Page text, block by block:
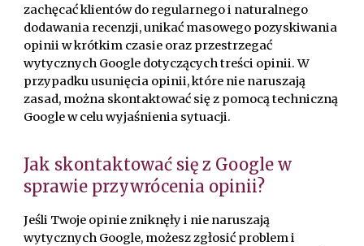
zachęcać klientów do regularnego i naturalnego
dodawania recenzji, unikać masowego pozyskiwania
opinii w krótkim czasie oraz przestrzegać
wytycznych Google dotyczących treści opinii. W
przypadku usunięcia opinii, które nie naruszają
zasad, można skontaktować się z pomocą techniczną
Google w celu wyjaśnienia sytuacji.
Jak skontaktować się z Google w
sprawie przywrócenia opinii?
Jeśli Twoje opinie zniknęły i nie naruszają
wytycznych Google, możesz zgłosić problem i